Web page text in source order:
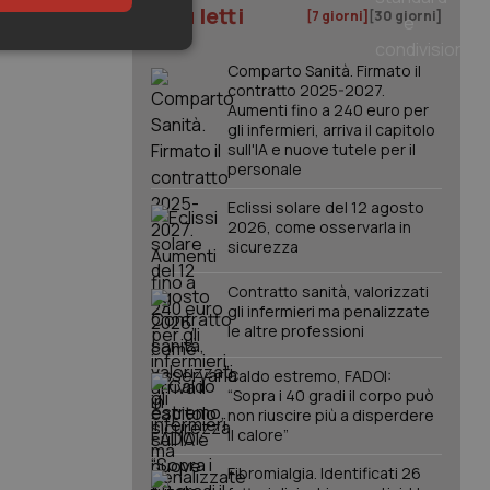
I più letti [7 giorni] [30 giorni]
Comparto Sanità. Firmato il
contratto 2025-2027.
Aumenti fino a 240 euro per
gli infermieri, arriva il capitolo
sull'IA e nuove tutele per il
personale
Eclissi solare del 12 agosto
2026, come osservarla in
sicurezza
Contratto sanità, valorizzati
gli infermieri ma penalizzate
le altre professioni
Caldo estremo, FADOI:
“Sopra i 40 gradi il corpo può
non riuscire più a disperdere
il calore”
Fibromialgia. Identificati 26